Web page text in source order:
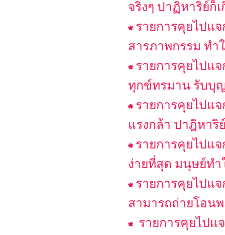
จริงๆ ปาฏิหาริย์ก็เ
รายการคุยไปแ
สารภาพกรรม ท
รายการคุยไปแ
ทุกข์ทรมาน รับบุ
รายการคุยไปแ
แรงกล้า ปาฎิหาริ
รายการคุยไปแ
ง่ายที่สุด มนุษย์ทำ
รายการคุยไปแ
สามารถถ่ายโอน
รายการคุยไปแ